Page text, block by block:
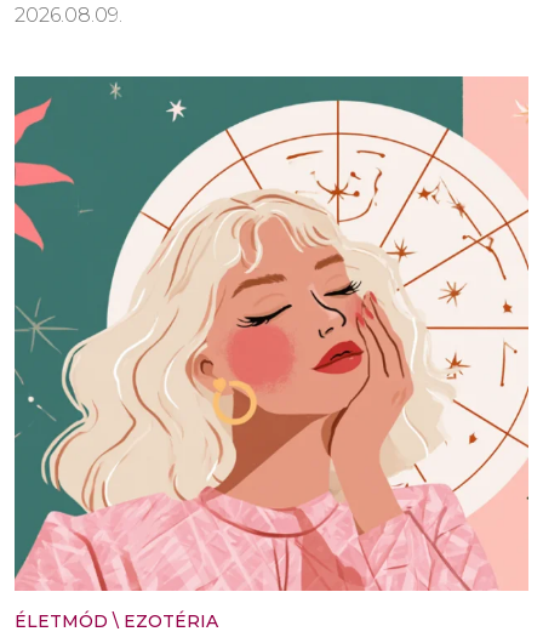
2026.08.09.
ÉLETMÓD \ EZOTÉRIA